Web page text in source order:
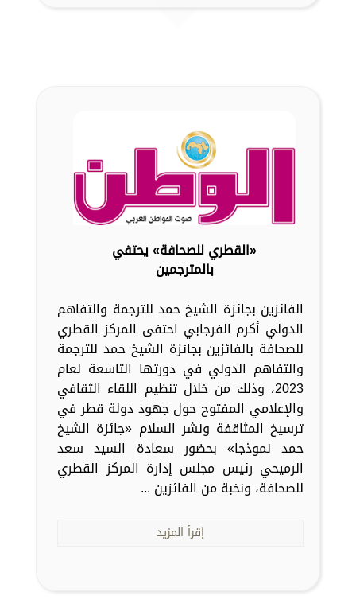
«القطري للصحافة» يحتفي
بالمترجمين
الفائزين بجائزة الشيخ حمد للترجمة والتفاهم
الدولي أكرم الفرجابي احتفى المركز القطري
للصحافة بالفائزين بجائزة الشيخ حمد للترجمة
والتفاهم الدولي في دورتها التاسعة لعام
2023، وذلك من خلال تنظيم اللقاء الثقافي
والإعلامي المفتوح حول جهود دولة قطر في
ترسيخ المثاقفة ونشر السلام «جائزة الشيخ
حمد نموذجا» بحضور سعادة السيد سعد
الرميحي رئيس مجلس إدارة المركز القطري
للصحافة، ونخبة من الفائزين ...
إقرأ المزيد